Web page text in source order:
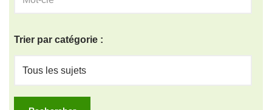
Trier par catégorie :